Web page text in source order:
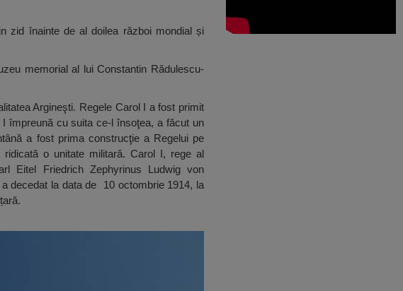
zid înainte de al doilea război mondial și
memorial al lui Constantin Rădulescu-
Argineşti. Regele Carol I a fost primit
împreună cu suita ce-l însoţea, a făcut un
a fost prima construcţie a Regelui pe
o unitate militară. Carol I, rege al
Eitel Friedrich Zephyrinus Ludwig von
decedat la data de 10 octombrie 1914, la